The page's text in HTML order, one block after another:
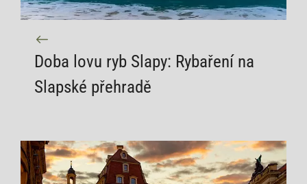
Doba lovu ryb Slapy: Rybaření na
Slapské přehradě